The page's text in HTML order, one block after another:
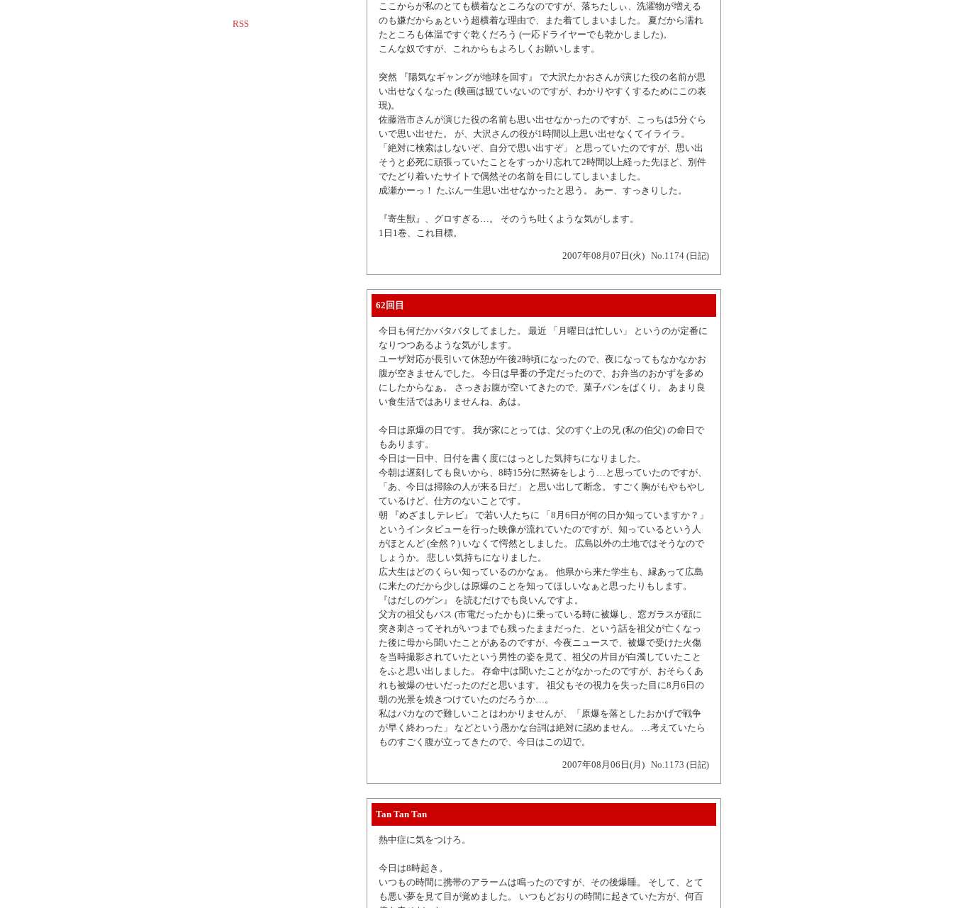
RSS
ここからが私のとても横着なところなのですが、落ちたしぃ、洗濯物が増える
のも嫌だからぁという超横着な理由で、また着てしまいました。 夏だから濡れ
たところも体温ですぐ乾くだろう (一応ドライヤーでも乾かしました)。
こんな奴ですが、これからもよろしくお願いします。
突然 『陽気なギャングが地球を回す』 で大沢たかおさんが演じた役の名前が思
い出せなくなった (映画は観ていないのですが、わかりやすくするためにこの表
現)。
佐藤浩市さんが演じた役の名前も思い出せなかったのですが、こっちは5分ぐら
いで思い出せた。 が、大沢さんの役が1時間以上思い出せなくてイライラ。
「絶対に検索はしないぞ、自分で思い出すぞ」 と思っていたのですが、思い出
そうと必死に頑張っていたことをすっかり忘れて2時間以上経った先ほど、別件
でたどり着いたサイトで偶然その名前を目にしてしまいました。
成瀬かーっ！ たぶん一生思い出せなかったと思う。 あー、すっきりした。
『寄生獣』、グロすぎる…。 そのうち吐くような気がします。
1日1巻、これ目標。
2007年08月07日(火) No.1174 (日記)
62回目
今日も何だかバタバタしてました。 最近 「月曜日は忙しい」 というのが定番に
なりつつあるような気がします。
ユーザ対応が長引いて休憩が午後2時頃になったので、夜になってもなかなかお
腹が空きませんでした。 今日は早番の予定だったので、お弁当のおかずを多め
にしたからなぁ。 さっきお腹が空いてきたので、菓子パンをぱくり。 あまり良
い食生活ではありませんね、あは。
今日は原爆の日です。 我が家にとっては、父のすぐ上の兄 (私の伯父) の命日で
もあります。
今日は一日中、日付を書く度にはっとした気持ちになりました。
今朝は遅刻しても良いから、8時15分に黙祷をしよう…と思っていたのですが、
「あ、今日は掃除の人が来る日だ」 と思い出して断念。 すごく胸がもやもやし
ているけど、仕方のないことです。
朝 『めざましテレビ』 で若い人たちに 「8月6日が何の日か知っていますか？」
というインタビューを行った映像が流れていたのですが、知っているという人
がほとんど (全然？) いなくて愕然としました。 広島以外の土地ではそうなので
しょうか。 悲しい気持ちになりました。
広大生はどのくらい知っているのかなぁ。 他県から来た学生も、縁あって広島
に来たのだから少しは原爆のことを知ってほしいなぁと思ったりもします。
『はだしのゲン』 を読むだけでも良いんですよ。
父方の祖父もバス (市電だったかも) に乗っている時に被爆し、窓ガラスが顔に
突き刺さってそれがいつまでも残ったままだった、という話を祖父が亡くなっ
た後に母から聞いたことがあるのですが、今夜ニュースで、被爆で受けた火傷
を当時撮影されていたという男性の姿を見て、祖父の片目が白濁していたこと
をふと思い出しました。 存命中は聞いたことがなかったのですが、おそらくあ
れも被爆のせいだったのだと思います。 祖父もその視力を失った目に8月6日の
朝の光景を焼きつけていたのだろうか…。
私はバカなので難しいことはわかりませんが、「原爆を落としたおかげで戦争
が早く終わった」 などという愚かな台詞は絶対に認めません。 …考えていたら
ものすごく腹が立ってきたので、今日はこの辺で。
2007年08月06日(月) No.1173 (日記)
Tan Tan Tan
熱中症に気をつけろ。
今日は8時起き。
いつもの時間に携帯のアラームは鳴ったのですが、その後爆睡。 そして、とて
も悪い夢を見て目が覚めました。 いつもどおりの時間に起きていた方が、何百